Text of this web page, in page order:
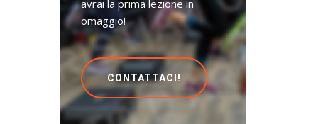
avrai la prima lezione in
omaggio!
CONTATTACI!